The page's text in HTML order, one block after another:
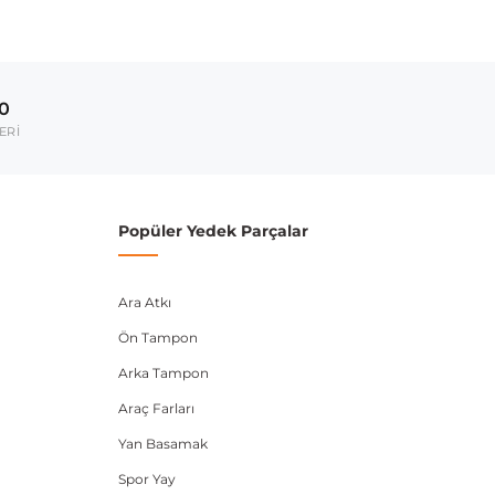
veya şasi numarası ile uyumluluğu kontrol
Popüler Yedek Parçalar
Ara Atkı
Ön Tampon
Arka Tampon
Araç Farları
Yan Basamak
Spor Yay